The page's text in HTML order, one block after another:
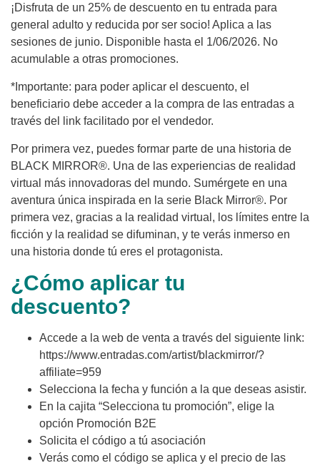
¡Disfruta de un 25% de descuento en tu entrada para
general adulto y reducida por ser socio! Aplica a las
sesiones de junio. Disponible hasta el 1/06/2026. No
acumulable a otras promociones.
*Importante: para poder aplicar el descuento, el
beneficiario debe acceder a la compra de las entradas a
través del link facilitado por el vendedor.
Por primera vez, puedes formar parte de una historia de
BLACK MIRROR®. Una de las experiencias de realidad
virtual más innovadoras del mundo. Sumérgete en una
aventura única inspirada en la serie Black Mirror®. Por
primera vez, gracias a la realidad virtual, los límites entre la
ficción y la realidad se difuminan, y te verás inmerso en
una historia donde tú eres el protagonista.
¿Cómo aplicar tu
descuento?
Accede a la web de venta a través del siguiente link:
https://www.entradas.com/artist/blackmirror/?
affiliate=959
Selecciona la fecha y función a la que deseas asistir.
En la cajita “Selecciona tu promoción”, elige la
opción Promoción B2E
Solicita el código a tú asociación
Verás como el código se aplica y el precio de las